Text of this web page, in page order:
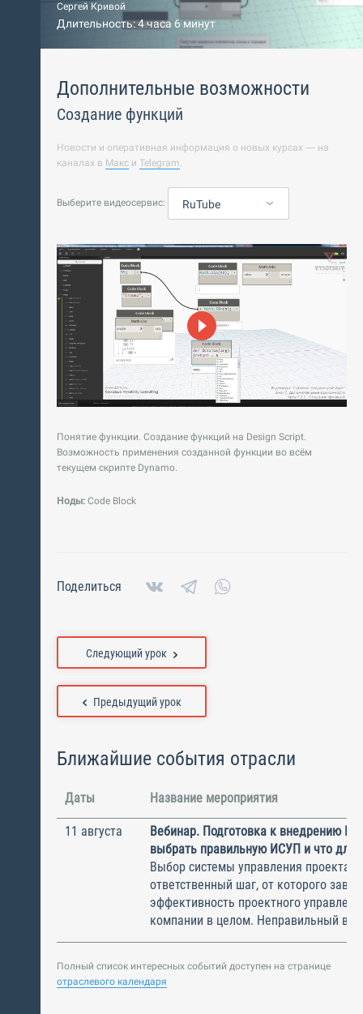
Сергей Кривой
Длительность: 4 часа 6 минут
Дополнительные возможности
Создание функций
Новости и оперативная информация о новых курсах — на
каналах в Макс и Telegram.
Выберите видеосервис: RuTube
Понятие функции. Создание функций на Design Script.
Возможность применения созданной функции во всём
текущем скрипте Dynamo.
Ноды: Code Block
Поделиться
Предыдущий урок
Следующий урок
Ближайшие события отрасли
Даты Название мероприятия
11 августа
Вебинар. Подготовка к внедрению
выбрать правильную ИСУП и что для
Выбор системы управления
ответственный шаг, от которого
эффективность проектного
компании в целом. Неправильный
Полный список интересных событий доступен на странице
отраслевого календаря